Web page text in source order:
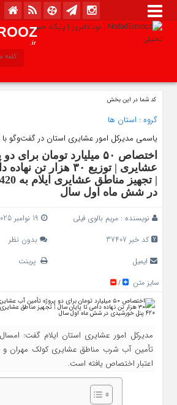
.ir
کد شما در این بخش
گروه : استان ها
یاسمی مدیرکل امور عشایری استان در گفت‌وگو با
اختصاص ۵۰ میلیارد تومان
عشایری | توزیع ۳۰ هزار
در شش ماه اول سال
نویسنده : مریم بالوی فیلی
کد خبر 37407
بدون نظر
ایمیل
پرینت
سایز متن
/
مدیرکل امور عشایری استان ایلام گفت:
اعتبار اختصاص یافته است.